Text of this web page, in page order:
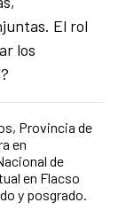
El rol
los
Provincia de
en
de
en Flacso
y posgrado.